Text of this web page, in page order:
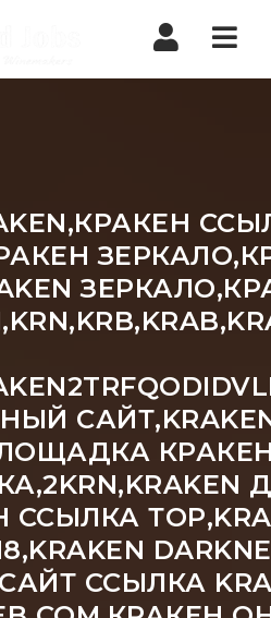
ССЫЛКА
ССЫЛКА